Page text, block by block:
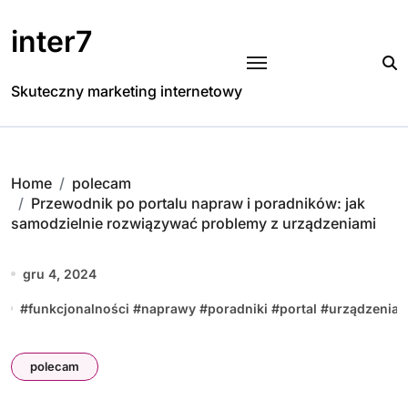
to
content
inter7
Skuteczny marketing internetowy
Home
polecam
Przewodnik po portalu napraw i poradników: jak
samodzielnie rozwiązywać problemy z urządzeniami
gru 4, 2024
#funkcjonalności #naprawy #poradniki #portal #urządzenia
polecam